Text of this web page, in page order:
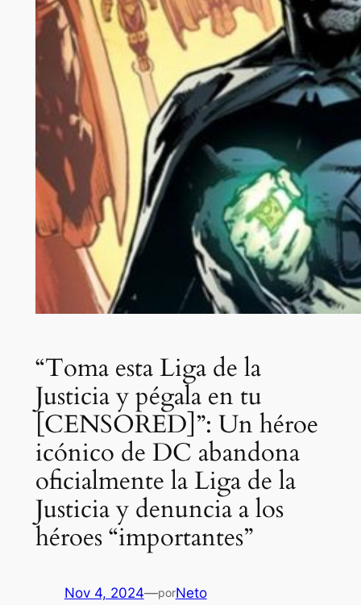
“Toma esta Liga de la
Justicia y pégala en tu
[CENSORED]”: Un héroe
icónico de DC abandona
oficialmente la Liga de la
Justicia y denuncia a los
héroes “importantes”
Nov 4, 2024—porNeto